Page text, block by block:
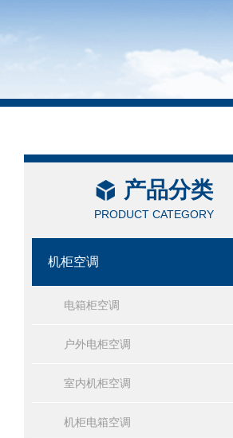
产品分类
PRODUCT CATEGORY
机柜空调
电箱柜空调
户外电柜空调
室内机柜空调
机柜电箱空调